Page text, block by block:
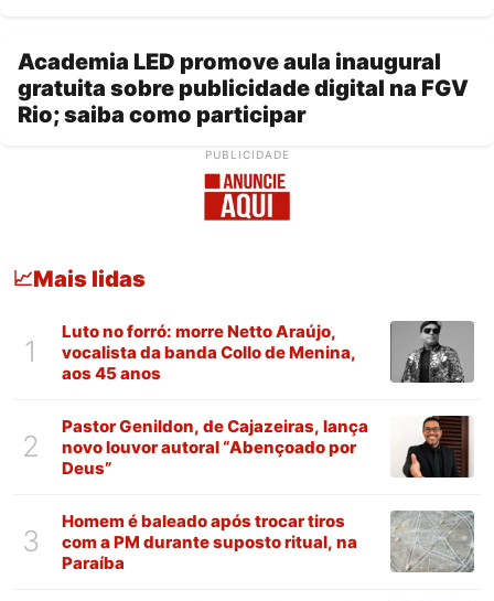
Academia LED promove aula inaugural
gratuita sobre publicidade digital na FGV
Rio; saiba como participar
PUBLICIDADE
📈Mais lidas
1
Luto no forró: morre Netto Araújo,
vocalista da banda Collo de Menina,
aos 45 anos
2
Pastor Genildon, de Cajazeiras, lança
novo louvor autoral “Abençoado por
Deus”
3
Homem é baleado após trocar tiros
com a PM durante suposto ritual, na
Paraíba